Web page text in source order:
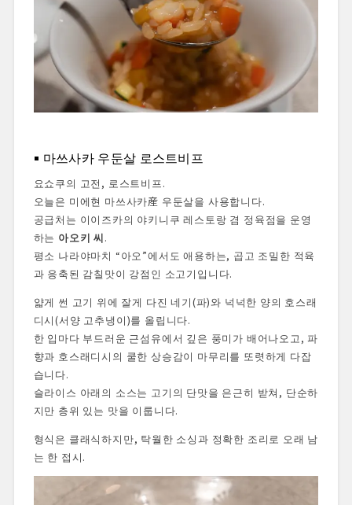
마쓰사카 우둔살 로스트비프
요쇼쿠의 고전, 로스트비프.
오늘은 미에현 마쓰사카産 우둔살을 사용합니다.
공급처는 이이즈카의 야키니쿠 레스토랑 겸 정육점을 운영
하는 아오키 씨.
평소 나라야마치 “아오”에서도 애용하는, 곱고 조밀한 적육
과 응축된 감칠맛이 강점인 소고기입니다.
얇게 썬 고기 위에 잘게 다진 네기(파)와 넉넉한 양의 호스래
디시(서양 고추냉이)를 올립니다.
한 입마다 부드러운 근섬유에서 깊은 풍미가 배어나오고, 파
향과 호스래디시의 쿨한 상승감이 마무리를 또렷하게 다잡
습니다.
슬라이스 아래의 소스는 고기의 단맛을 은근히 받쳐, 단순하
지만 층위 있는 맛을 이룹니다.
형식은 클래식하지만, 탁월한 소싱과 정확한 조리로 오래 남
는 한 접시.